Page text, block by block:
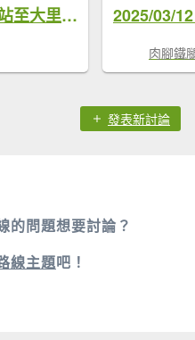
淡蘭北路第五段：雙溪車站至大里車站
肉腳鐵
發表新討論
的問題想要討論？
線主題吧！